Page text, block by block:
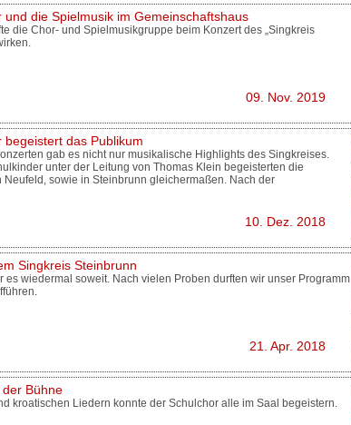
und die Spielmusik im Gemeinschaftshaus
die Chor- und Spielmusikgruppe beim Konzert des „Singkreis
09. Nov. 2019
begeistert das Publikum
gab es nicht nur musikalische Highlights des Singkreises.
unter der Leitung von Thomas Klein begeisterten die
Neufeld, sowie in Steinbrunn gleichermaßen. Nach der
10. Dez. 2018
Singkreis Steinbrunn
es wiedermal soweit. Nach vielen Proben durften wir unser Programm
21. Apr. 2018
Bühne
kroatischen Liedern konnte der Schulchor alle im Saal begeistern.